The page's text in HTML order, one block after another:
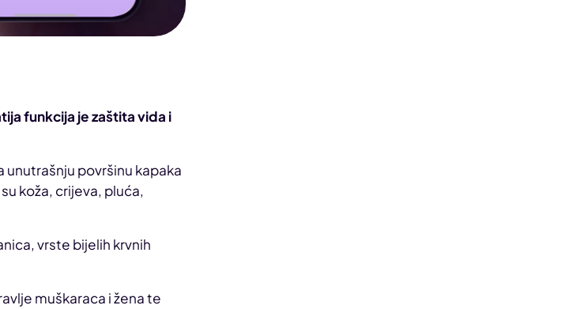
funkcija je zaštita vida i
unutrašnju površinu kapaka
koža, crijeva, pluća,
vrste bijelih krvnih
muškaraca i žena te